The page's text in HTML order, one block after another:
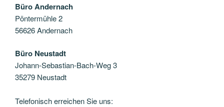
Büro Andernach
Pöntermühle 2
56626 Andernach
Büro Neustadt
Johann-Sebastian-Bach-Weg 3
35279 Neustadt
Telefonisch erreichen Sie uns: